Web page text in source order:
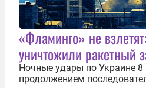
«Фламинго» не
уничтожили ракетный
Ночные удары по Украине 8
продолжением